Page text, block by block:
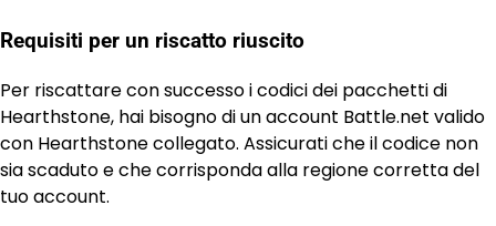
Requisiti per un riscatto riuscito
Per riscattare con successo i codici dei pacchetti di
Hearthstone, hai bisogno di un account Battle.net valido
con Hearthstone collegato. Assicurati che il codice non
sia scaduto e che corrisponda alla regione corretta del
tuo account.